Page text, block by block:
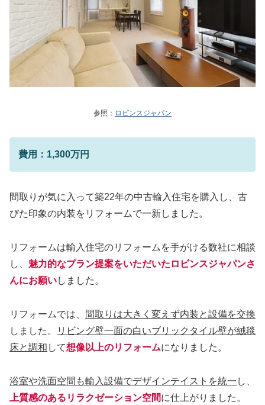
参照： ロビンスジャパン
費用：1,300万円
間取りが気に入って築22年の中古輸入住宅を購入し、古
びた印象の内装をリフォームで一新しました。
リフォームは輸入住宅のリフォームを手がける数社に相談
し、 魅力的なプラン提案をいただいたロビンスジャパンさ
んにお願いしました。
リフォームでは、
間取りは大きく変えず内装と設備を交換
しました。
リビング壁一面の白いブリックタイル壁が絨毯
床と調和 して想像以上のリフォームになりました。
浴室や洗面空間も輸入設備でデザインテイストを統一 し、
上質感のあるリラクゼーション空間に仕上がりました。